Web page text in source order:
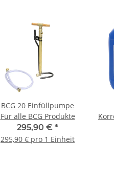
BCG 20 Einfüllpumpe
Für alle BCG Produkte
295,90 € *
295,90 € pro 1 Einheit